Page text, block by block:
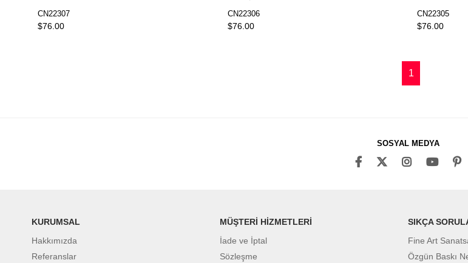
CN22307
$76.00
CN22306
$76.00
CN22305
$76.00
1
SOSYAL MEDYA
KURUMSAL
Hakkımızda
Referanslar
MÜŞTERİ HİZMETLERİ
İade ve İptal
Sözleşme
SIKÇA
Fine Art
Özgün Baskı